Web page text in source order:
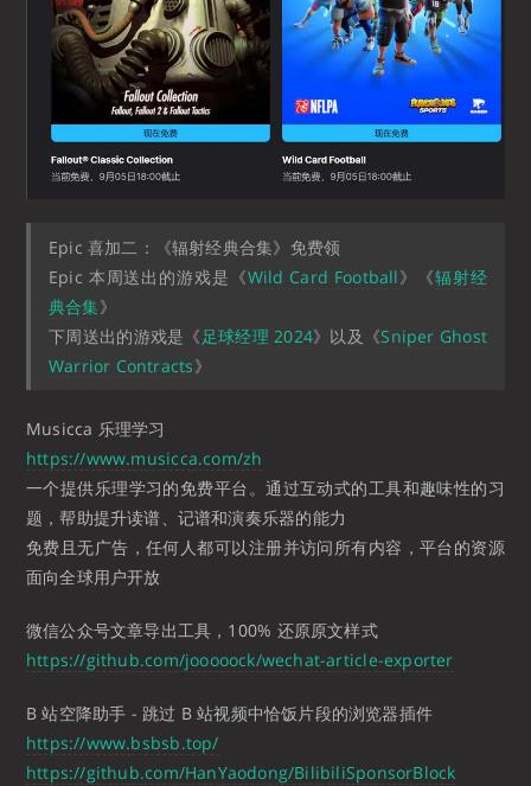
Epic 喜加二：《辐射经典合集》免费领
Epic 本周送出的游戏是《Wild Card Football》《辐射经
典合集》
下周送出的游戏是《足球经理 2024》以及《Sniper Ghost
Warrior Contracts》
Musicca 乐理学习
https://www.musicca.com/zh
一个提供乐理学习的免费平台。通过互动式的工具和趣味性的习
题，帮助提升读谱、记谱和演奏乐器的能力
免费且无广告，任何人都可以注册并访问所有内容，平台的资源
面向全球用户开放
微信公众号文章导出工具，100% 还原原文样式
https://github.com/jooooock/wechat-article-exporter
B 站空降助手 - 跳过 B 站视频中恰饭片段的浏览器插件
https://www.bsbsb.top/
https://github.com/HanYaodong/BilibiliSponsorBlock